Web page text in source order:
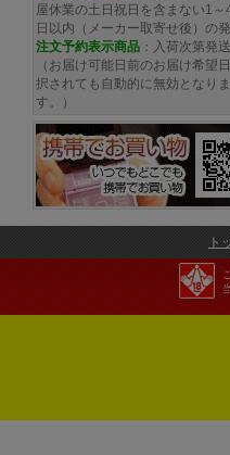
屋休業の土日祝日を含まない1～
日以内（メーカー取寄せ後）の発
注文予約表示商品 ：入荷次第発送
（お届け可能日前のお届け希望
択されても自動的に無効となりま
す。）
ト